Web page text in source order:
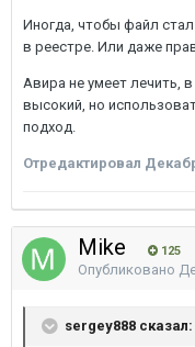
Иногда, чтобы файл
в реестре. Или даже
Авира не умеет лечить,
высокий, но
подход.
Отредактировал
Mike 125
Опубликовано
sergey888 сказал: